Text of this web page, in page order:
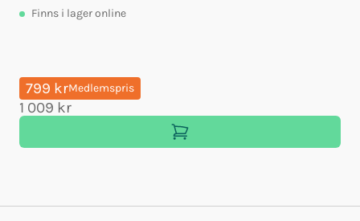
Finns i lager online
799 krMedlemspris
1 009 kr